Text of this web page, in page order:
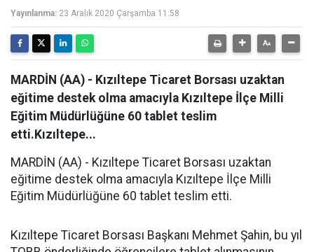
Yayınlanma: 23 Aralık 2020 Çarşamba 11:58
MARDİN (AA) - Kızıltepe Ticaret Borsası uzaktan
eğitime destek olma amacıyla Kızıltepe İlçe Milli
Eğitim Müdürlüğüne 60 tablet teslim
etti.Kızıltepe...
MARDİN (AA) - Kızıltepe Ticaret Borsası uzaktan
eğitime destek olma amacıyla Kızıltepe İlçe Milli
Eğitim Müdürlüğüne 60 tablet teslim etti.
Kızıltepe Ticaret Borsası Başkanı Mehmet Şahin, bu yıl